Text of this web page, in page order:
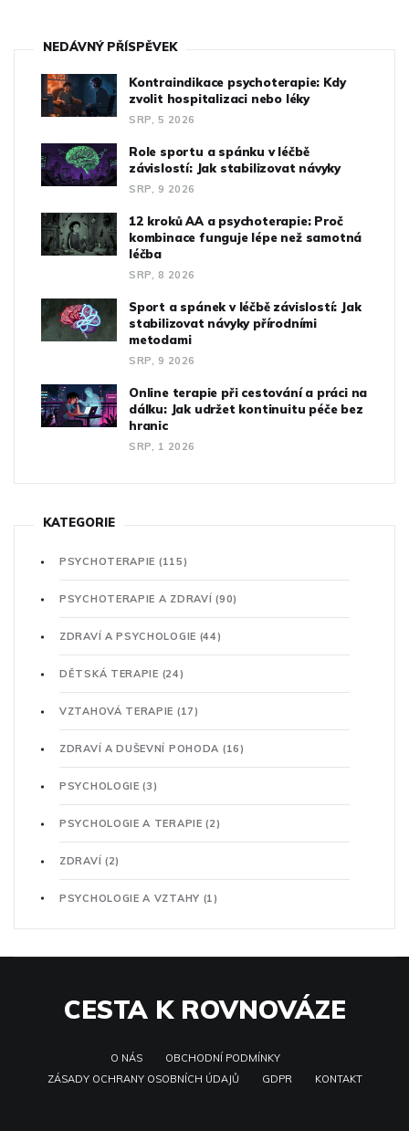
NEDÁVNÝ PŘÍSPĚVEK
Kontraindikace psychoterapie: Kdy
zvolit hospitalizaci nebo léky
SRP, 5 2026
Role sportu a spánku v léčbě
závislostí: Jak stabilizovat návyky
SRP, 9 2026
12 kroků AA a psychoterapie: Proč
kombinace funguje lépe než samotná
léčba
SRP, 8 2026
Sport a spánek v léčbě závislostí: Jak
stabilizovat návyky přírodními
metodami
SRP, 9 2026
Online terapie při cestování a práci na
dálku: Jak udržet kontinuitu péče bez
hranic
SRP, 1 2026
KATEGORIE
PSYCHOTERAPIE (115)
PSYCHOTERAPIE A ZDRAVÍ(90)
ZDRAVÍ A PSYCHOLOGIE (44)
DĚTSKÁ TERAPIE (24)
VZTAHOVÁ TERAPIE (17)
ZDRAVÍ A DUŠEVNÍ POHODA (16)
PSYCHOLOGIE(3)
PSYCHOLOGIE A TERAPIE(2)
ZDRAVÍ (2)
PSYCHOLOGIE A VZTAHY (1)
CESTA K ROVNOVÁZE
O NÁS
OBCHODNÍ PODMÍNKY
ZÁSADY OCHRANY OSOBNÍCH ÚDAJŮ
GDPR KONTAKT